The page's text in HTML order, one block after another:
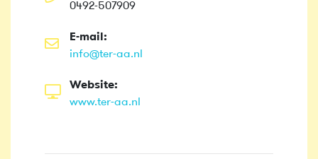
0492-507909
E-mail:
info@ter-aa.nl
Website:
www.ter-aa.nl